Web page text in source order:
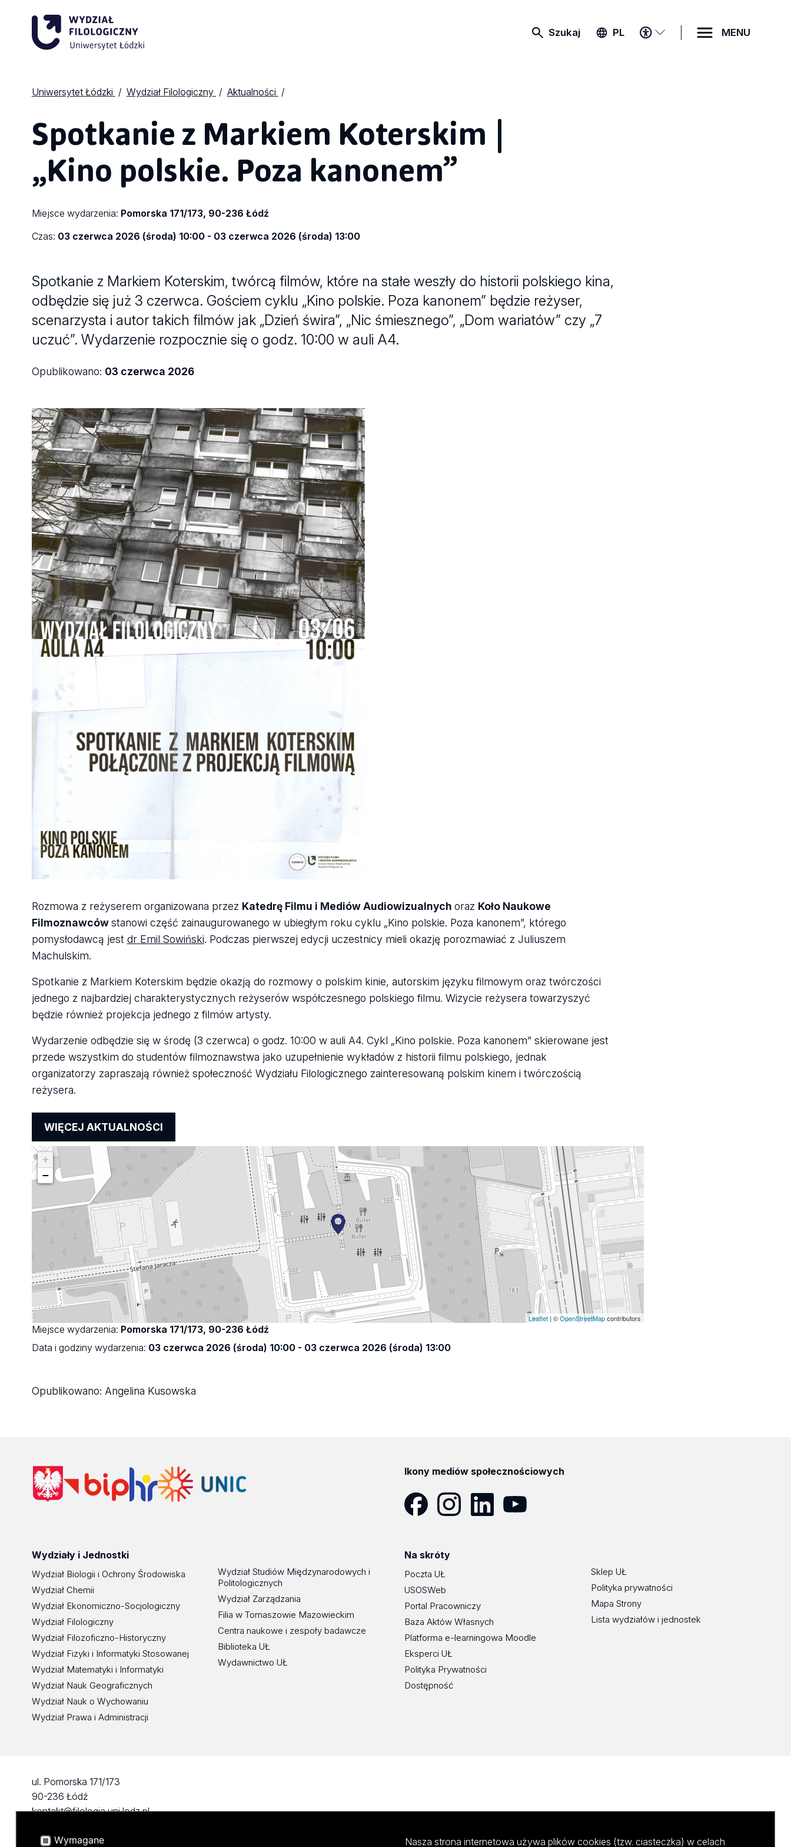
Szukaj PL
MENU
DOSTĘPNOŚCI
MENU
Uniwersytet Łódzki Wydział Filologiczny Aktualności
Spotkanie z Markiem Koterskim |
„Kino polskie. Poza kanonem”
Miejsce wydarzenia: Pomorska 171/173, 90-236 Łódź
Czas: 03 czerwca 2026 (środa) 10:00 - 03 czerwca 2026 (środa) 13:00
Spotkanie z Markiem Koterskim, twórcą filmów, które na stałe weszły do historii polskiego kina,
odbędzie się już 3 czerwca. Gościem cyklu „Kino polskie. Poza kanonem” będzie reżyser,
scenarzysta i autor takich filmów jak „Dzień świra”, „Nic śmiesznego”, „Dom wariatów” czy „7
uczuć”. Wydarzenie rozpocznie się o godz. 10:00 w auli A4.
Opublikowano: 03 czerwca 2026
Rozmowa z reżyserem organizowana przez Katedrę Filmu i Mediów Audiowizualnych oraz Koło Naukowe
Filmoznawcówstanowi część zainaugurowanego w ubiegłym roku cyklu „Kino polskie. Poza kanonem”, którego
pomysłodawcą jest dr Emil Sowiński. Podczas pierwszej edycji uczestnicy mieli okazję porozmawiać z Juliuszem
Machulskim.
Spotkanie z Markiem Koterskim będzie okazją do rozmowy o polskim kinie, autorskim języku filmowym oraz twórczości
jednego z najbardziej charakterystycznych reżyserów współczesnego polskiego filmu. Wizycie reżysera towarzyszyć
będzie również projekcja jednego z filmów artysty.
Wydarzenie odbędzie się w środę (3 czerwca) o godz. 10:00 w auli A4. Cykl „Kino polskie. Poza kanonem” skierowane jest
przede wszystkim do studentów filmoznawstwa jako uzupełnienie wykładów z historii filmu polskiego, jednak
organizatorzy zapraszają również społeczność Wydziału Filologicznego zainteresowaną polskim kinem i twórczością
reżysera.
WIĘCEJ AKTUALNOŚCI
+
−
Leaflet| ©OpenStreetMapcontributors
Miejsce wydarzenia: Pomorska 171/173, 90-236 Łódź
Data i godziny wydarzenia: 03 czerwca 2026 (środa) 10:00 - 03 czerwca 2026 (środa) 13:00
Opublikowano: Angelina Kusowska
Ikony mediów społecznościowych
Wydziały i Jednostki
Wydział Biologii i Ochrony Środowiska
Wydział Chemii
Wydział Ekonomiczno-Socjologiczny
Wydział Filologiczny
Wydział Filozoficzno-Historyczny
Wydział Fizyki i Informatyki Stosowanej
Wydział Matematyki i Informatyki
Wydział Nauk Geograficznych
Wydział Nauk o Wychowaniu
Wydział Prawa i Administracji
Wydział Studiów Międzynarodowych i
Politologicznych
Wydział Zarządzania
Filia w Tomaszowie Mazowieckim
Centra naukowe i zespoły badawcze
Biblioteka UŁ
Wydawnictwo UŁ
Na skróty
Poczta UŁ
USOSWeb
Portal Pracowniczy
Baza Aktów Własnych
Platforma e-learningowa Moodle
Eksperci UŁ
Polityka Prywatności
Dostępność
Sklep UŁ
Polityka prywatności
Mapa Strony
Lista wydziałów i jednostek
ul. Pomorska 171/173
90-236 Łódź
kontakt@filologia.uni.lodz.pl
fax: 42/665 52 54
Wymagane Nasza strona internetowa używa plików cookies (tzw. ciasteczka) w celach